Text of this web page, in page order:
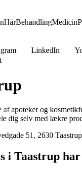
HårBehandlingMedicin
LinkedIn
af apoteker og
dig selv med lækre
51, 2630 Taastrup
i Taastrup